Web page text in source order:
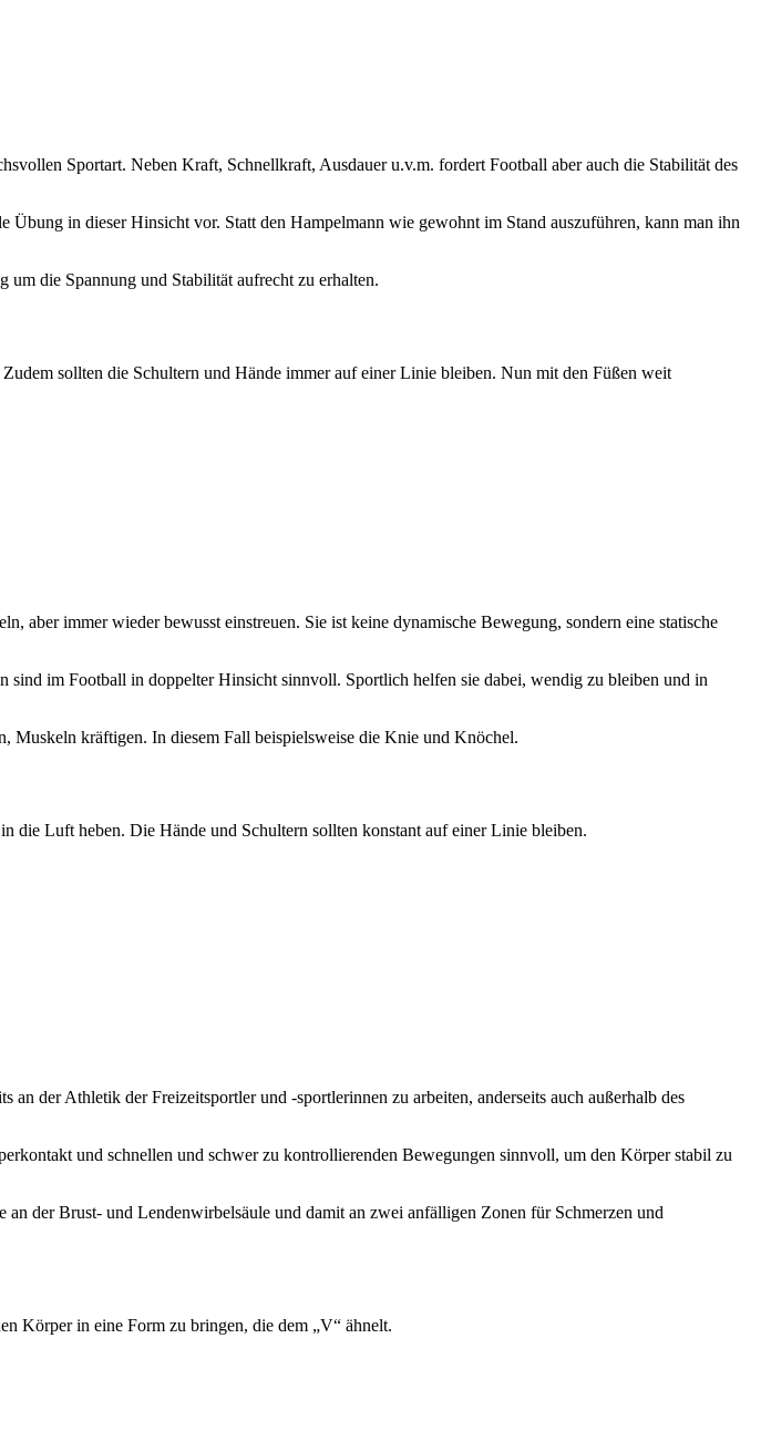
Sportart. Neben Kraft, Schnellkraft, Ausdauer u.v.m. fordert Football aber auch die Stabilität des
in dieser Hinsicht vor. Statt den Hampelmann wie gewohnt im Stand auszuführen, kann man ihn
die Spannung und Stabilität aufrecht zu erhalten.
sollten die Schultern und Hände immer auf einer Linie bleiben. Nun mit den Füßen weit
aber immer wieder bewusst einstreuen. Sie ist keine dynamische Bewegung, sondern eine statische
im Football in doppelter Hinsicht sinnvoll. Sportlich helfen sie dabei, wendig zu bleiben und in
Muskeln kräftigen. In diesem Fall beispielsweise die Knie und Knöchel.
die Luft heben. Die Hände und Schultern sollten konstant auf einer Linie bleiben.
der Athletik der Freizeitsportler und -sportlerinnen zu arbeiten, anderseits auch außerhalb des
und schnellen und schwer zu kontrollierenden Bewegungen sinnvoll, um den Körper stabil zu
der Brust- und Lendenwirbelsäule und damit an zwei anfälligen Zonen für Schmerzen und
Körper in eine Form zu bringen, die dem „V“ ähnelt.